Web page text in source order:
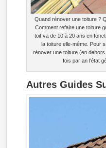
Quand rénover une toiture ?
Comment refaire une toiture
toit va de 10 à 20 ans en
la toiture elle-même. Pour
rénover une toiture (en
fois par an l’état
Autres Guides